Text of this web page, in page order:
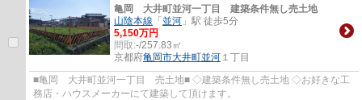
亀岡 大井町並河一丁目 建築条件無し売土地
山陰本線 「並河 」駅 徒歩5分
5,150万円
間取:-/257.83㎡
京都府亀岡市大井町並河 １丁目
■亀岡 大井町並河一丁目 売土地■ ◇建築条件無し売土地 ◇お好きな工
務店・ハウスメーカーにて建築して頂けます。